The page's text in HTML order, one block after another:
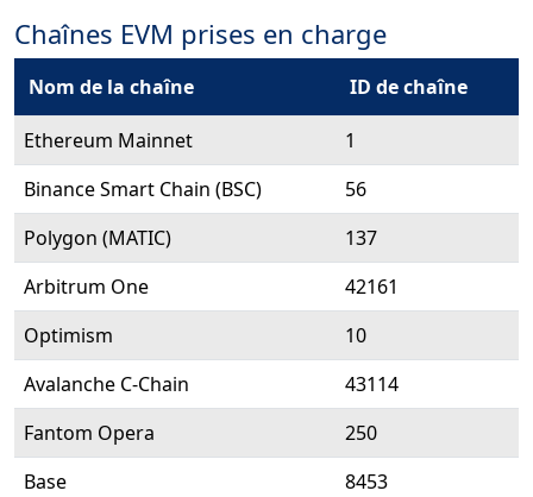
Chaînes EVM prises en charge
Nom de la chaîne ID de chaîne
Ethereum Mainnet
1
Binance Smart Chain (BSC)
56
Polygon (MATIC)
137
Arbitrum One
42161
Optimism
10
Avalanche C-Chain
43114
Fantom Opera
250
Base
8453